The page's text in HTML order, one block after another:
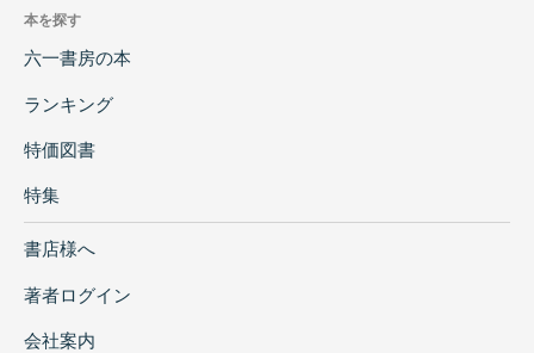
本を探す
六一書房の本
ランキング
特価図書
特集
書店様へ
著者ログイン
会社案内